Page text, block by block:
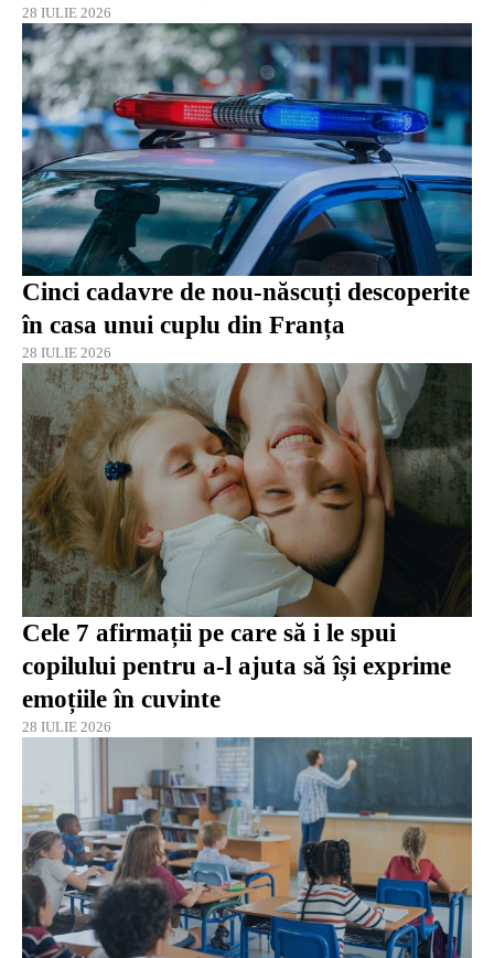
28 IULIE 2026
Cinci cadavre de nou-născuți descoperite
în casa unui cuplu din Franța
28 IULIE 2026
Cele 7 afirmații pe care să i le spui
copilului pentru a-l ajuta să își exprime
emoțiile în cuvinte
28 IULIE 2026